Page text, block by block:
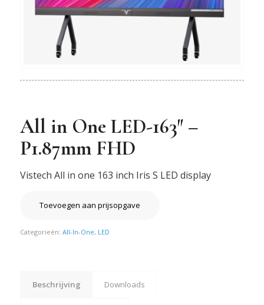
All in One LED-163″ –
P1.87mm FHD
Vistech All in one 163 inch Iris S LED display
Toevoegen aan prijsopgave
Categorieën: All-In-One, LED
Beschrijving Downloads